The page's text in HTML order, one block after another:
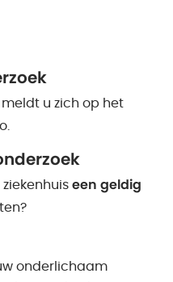
u zich op het
een geldig
onderlichaam